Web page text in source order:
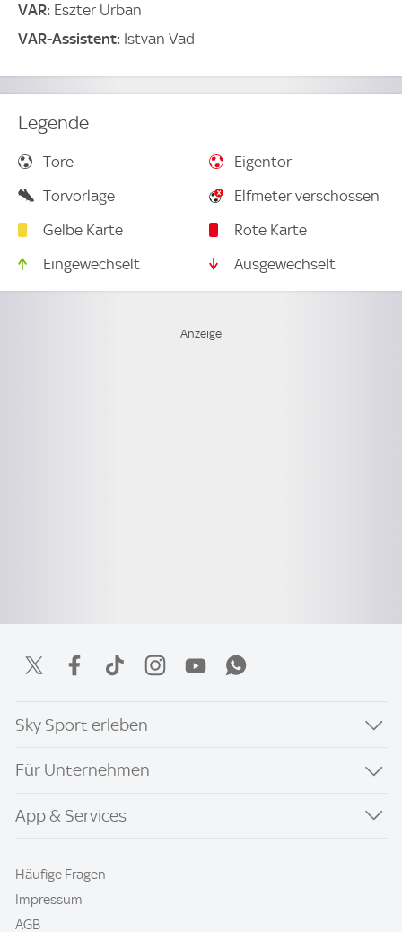
VAR: Eszter Urban
VAR-Assistent: Istvan Vad
Legende
Tore
Eigentor
Torvorlage
Elfmeter verschossen
Gelbe Karte
Rote Karte
Eingewechselt
Ausgewechselt
Sky Sport erleben
Für Unternehmen
App & Services
Häufige Fragen
Impressum
AGB